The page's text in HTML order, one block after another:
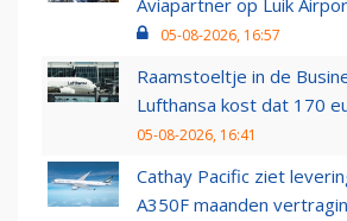
Aviapartner op Luik
05-08-2026, 16:57
Raamstoeltje in de
Lufthansa kost dat 170
05-08-2026, 16:41
Cathay Pacific ziet
A350F maanden